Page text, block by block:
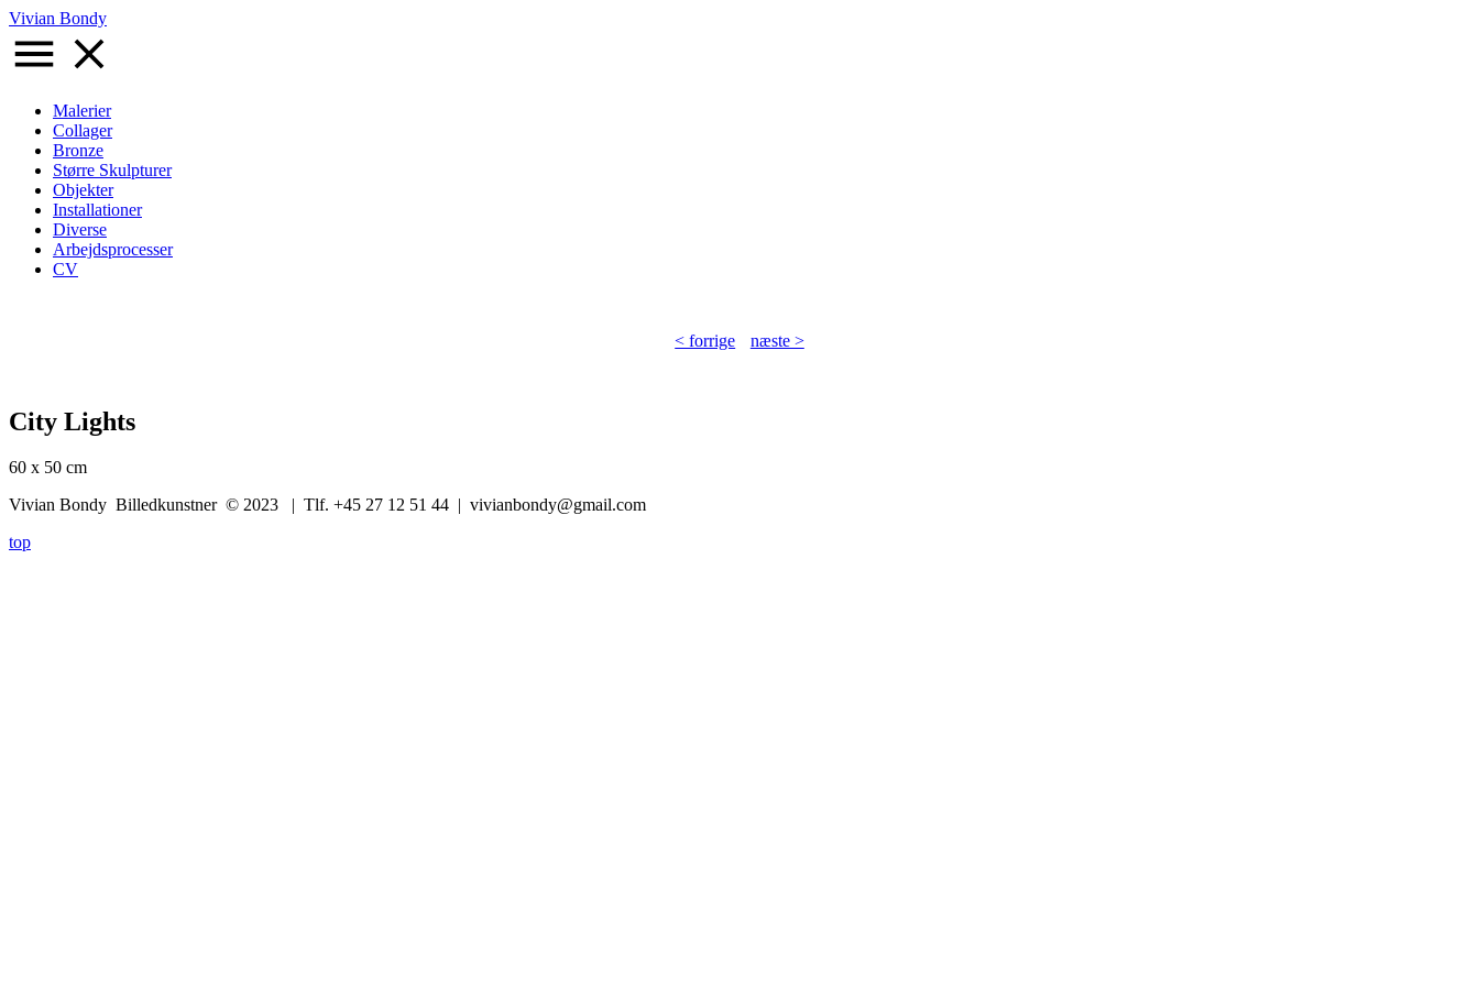
Gå
til
hovedindhold
Vivian Bondy
Primær
navigation
Malerier
Collager
Bronze
Større Skulpturer
Objekter
Installationer
Diverse
Arbejdsprocesser
CV
< forrige næste >
City Lights
60 x 50 cm
Vivian Bondy Billedkunstner © 2023 | Tlf. +45 27 12 51 44 | vivianbondy@gmail.com
top